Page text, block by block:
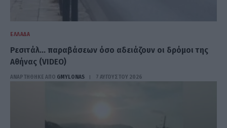
ΕΛΛΆΔΑ
Ρεσιτάλ… παραβάσεων όσο αδειάζουν οι δρόμοι της
Αθήνας (VIDEO)
ΑΝΑΡΤΗΘΗΚΕ ΑΠΟ GMYLONAS 7 ΑΥΓΟΎΣΤΟΥ 2026